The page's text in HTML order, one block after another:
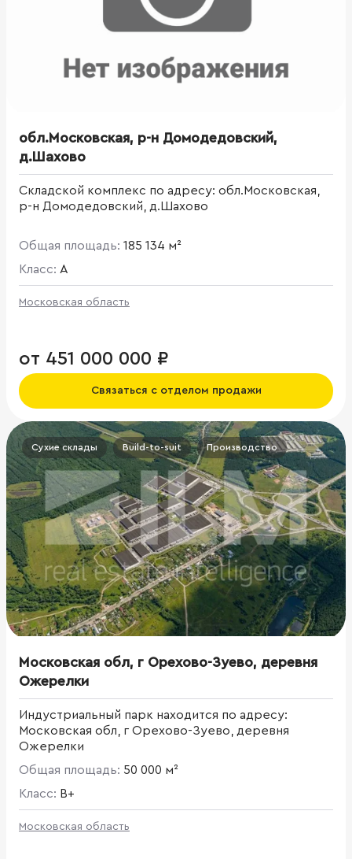
обл.Московская, р-н Домодедовский,
д.Шахово
Складской комплекс по адресу: обл.Московская,
р-н Домодедовский, д.Шахово
Общая площадь: 185 134 м²
Класс: A
Московская область
от 451 000 000 ₽
Связаться с отделом продажи
Сухие склады Build-to-suit Производство
Московская обл, г Орехово-Зуево, деревня
Ожерелки
Индустриальный парк находится по адресу:
Московская обл, г Орехово-Зуево, деревня
Ожерелки
Общая площадь: 50 000 м²
Класс: B+
Московская область